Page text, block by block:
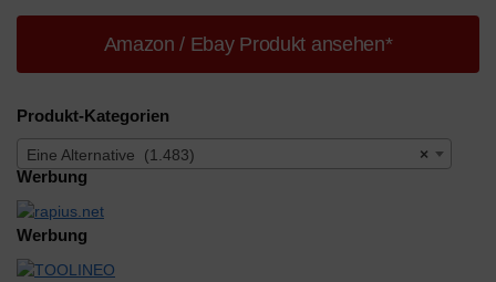
Amazon / Ebay Produkt ansehen*
Produkt-Kategorien
×
Eine Alternative (1.483)
Werbung
Werbung